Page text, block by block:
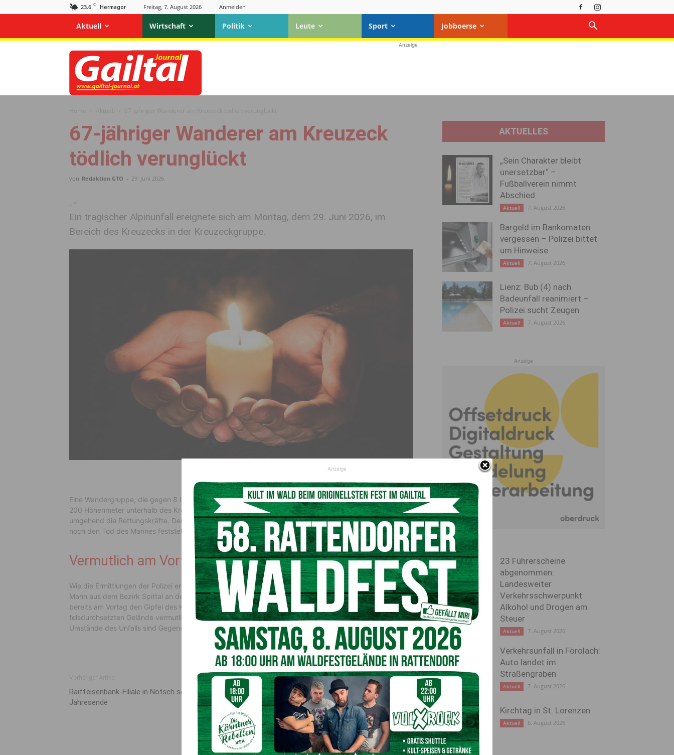
23.6 C Hermagor Freitag, 7. August 2026 Anmelden
Aktuell Wirtschaft Politik Leute Sport Jobboerse
Gailtal
Journal
Anzeige
67-jähriger Wanderer am Kreuzeck
tödlich verunglückt
von Redaktion GTO - 29. Juni 2026
. -
Ein tragischer Alpinunfall ereignete sich am Montag, dem 29. Juni 2026, im
Bereich des Kreuzecks in der Kreuzeckgruppe.
Eine Wandergruppe, die gegen 8 Uhr von der Feldnerhütte aus zum Gipfel unterwegs war, entdeckte rund
200 Höhenmeter unterhalb des Kreuzecks einen regungslos am Boden liegenden Mann und verständigte
umgehend die Rettungskräfte. Der Notarzt des ÖAMTC-Rettungshubschraubers C7 konnte jedoch nur
noch den Tod des Mannes feststellen.
Vermutlich am Vortag abgestürzt
Wie die Ermittlungen der Polizei ergaben, handelt es sich bei dem Verstorbenen um einen 67-jährigen
Mann aus dem Bezirk Spittal an der Drau. Nach derzeitigem Ermittlungsstand dürfte der 67-Jährige
bereits am Vortag den Gipfel des Kreuzecks bestiegen haben. Beim Abstieg kam er im steilen,
felsdurchsetzten Gelände vermutlich zu Sturz und erlitt dabei tödliche Verletzungen. Die genauen
Umstände des Unfalls sind Gegenstand der polizeilichen Ermittlungen.
Raiffeisenbank-Filiale in Nötsch schließt mit
Jahresende
Nächster Artikel
100 Jahre Schneerosenkirche in Hermagor
AKTUELLES
„Sein Charakter bleibt
unersetzbar“ –
Fußballverein nimmt
Abschied
Aktuell 7. August 2026
Bargeld im Bankomaten
vergessen – Polizei bittet
um Hinweise
Aktuell 7. August 2026
Lienz: Bub (4) nach
Badeunfall reanimiert –
Polizei sucht Zeugen
Aktuell 7. August 2026
Anzeige
23 Führerscheine
abgenommen:
Landesweiter
Verkehrsschwerpunkt
Alkohol und Drogen am
Steuer
Aktuell 7. August 2026
Verkehrsunfall in Förolach:
Auto landet im
Straßengraben
Aktuell 7. August 2026
Kirchtag in St. Lorenzen
Aktuell 6. August 2026
Anzeige